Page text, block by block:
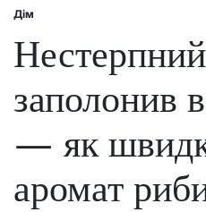
Posted
Дім
заполонив
— як
аромат